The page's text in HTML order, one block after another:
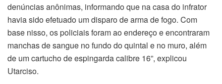
denúncias anônimas, informando que na casa do infrator
havia sido efetuado um disparo de arma de fogo. Com
base nisso, os policiais foram ao endereço e encontraram
manchas de sangue no fundo do quintal e no muro, além
de um cartucho de espingarda calibre 16”, explicou
Utarciso.